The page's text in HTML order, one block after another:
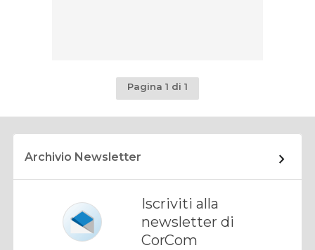
Pagina 1 di 1
Archivio Newsletter
Iscriviti alla
newsletter di
CorCom